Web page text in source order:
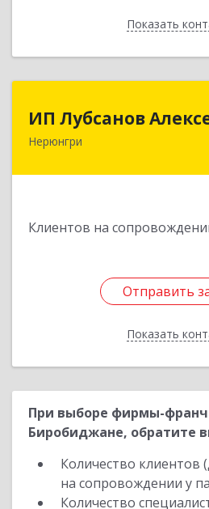
ПоказатьНазад
ИП Лубсанов
Нерюнгри
Клиентов на
Отправить
Показать
ИП Лубсанов
675002, Амурская область,
Отправить
Назад
При выборе фирмы-
Биробиджане, обратите
Количество клиентов
на сопровождении у
Количество